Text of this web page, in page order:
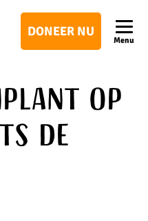
DONEER NU
Menu
op
De